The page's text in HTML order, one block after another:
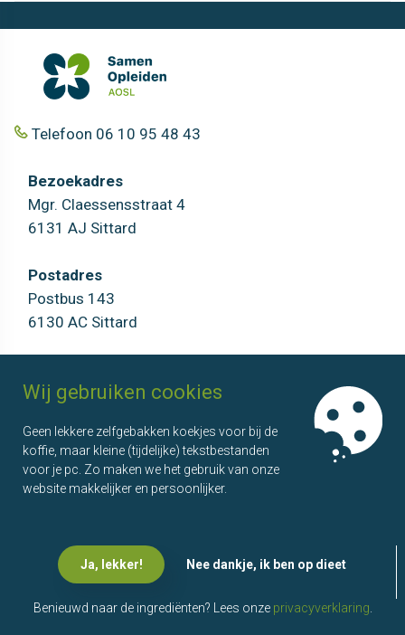
Wij gebruiken cookies
Geen lekkere zelfgebakken koekjes voor bij de
koffie, maar kleine (tijdelijke) tekstbestanden
voor je pc. Zo maken we het gebruik van onze
website makkelijker en persoonlijker.
Ja, lekker! Nee dankje, ik ben op dieet
Benieuwd naar de ingrediënten? Lees onze privacyverklaring
Telefoon 06 10 95 48 43
Bezoekadres
Mgr. Claessensstraat 4
6131 AJ Sittard
Postadres
Postbus 143
6130 AC Sittard
Over ons
Onze partners
Wie doet wat?
Ons team
Bijeenkomsten
Kenniskringen
AOSL - Ontwerp en Realisatie
Statement